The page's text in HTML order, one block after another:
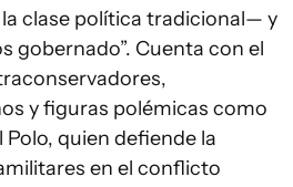
clase política tradicional— y
gobernado”. Cuenta con el
y figuras polémicas como
quien defiende la
en el conflicto